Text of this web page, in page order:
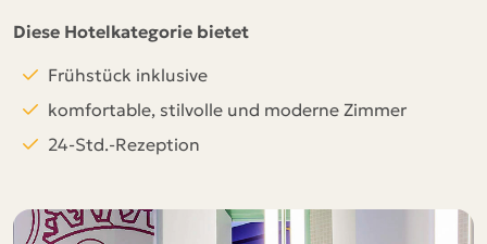
Diese Hotelkategorie bietet
Frühstück inklusive
komfortable, stilvolle und moderne Zimmer
24-Std.-Rezeption